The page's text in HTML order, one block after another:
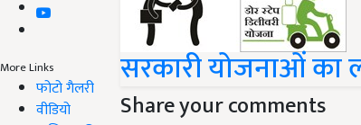
More Links
फोटो गैलरी
वीडियो
सरकारी योजनाओं का
Share your comments